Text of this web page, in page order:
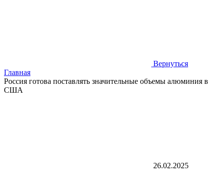
Вернуться
Главная
Россия готова поставлять значительные объемы алюминия в
США
26.02.2025